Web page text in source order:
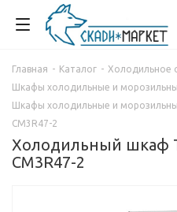
Главная - Каталог - Холодильное
Шкафы холодильные и
Шкафы холодильные и
CM3R47-2
Холодильный шкаф
CM3R47-2